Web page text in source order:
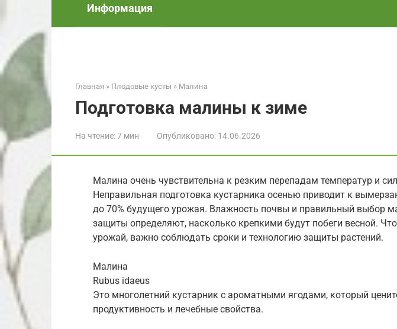
Информация
Главная » Плодовые кусты » Малина
Подготовка малины к зиме
На чтение:7 мин Опубликовано: 14.06.2026
Малина очень чувствительна к резким перепадам температур и
Неправильная подготовка кустарника осенью приводит к
до 70% будущего урожая. Влажность почвы и правильный выбор
защиты определяют, насколько крепкими будут побеги весной.
урожай, важно соблюдать сроки и технологию защиты растений.
Малина
Rubus idaeus
Это многолетний кустарник с ароматными ягодами, который
продуктивность и лечебные свойства.